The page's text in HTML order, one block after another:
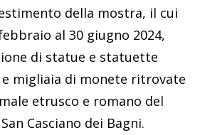
della mostra, il cui
al 30 giugno 2024,
di statue e statuette
migliaia di monete ritrovate
etrusco e romano del
Casciano dei Bagni.